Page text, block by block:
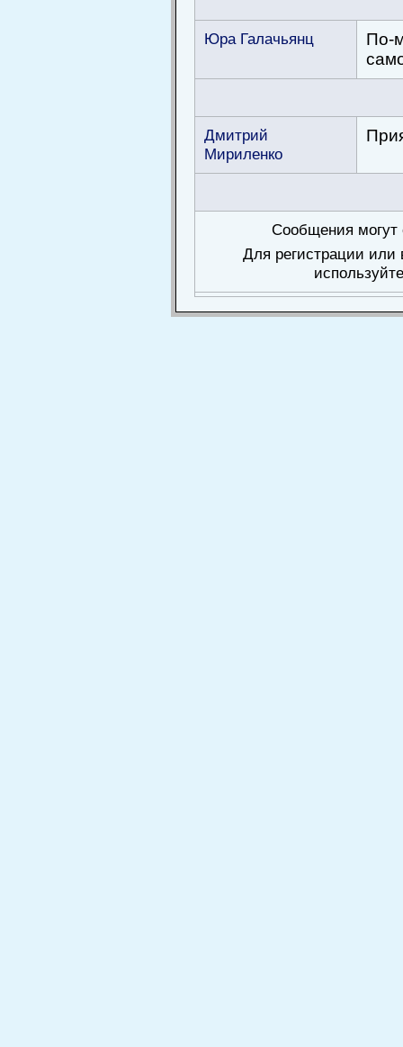
Юра Галачьянц
По-
Дмитрий
Мириленко
Сообщения могут
Для регистрации или